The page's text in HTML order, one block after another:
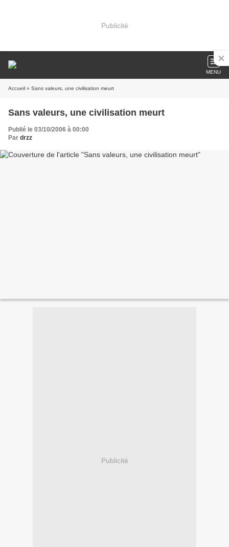
Publicité
MENU
Accueil » Sans valeurs, une civilisation meurt
Sans valeurs, une civilisation meurt
Publié le 03/10/2006 à 00:00
Par drzz
Publicité